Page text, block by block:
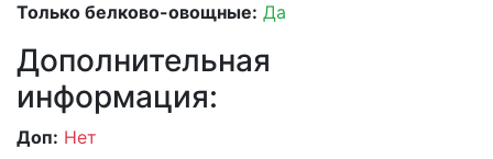
Только белково-овощные: Да
Дополнительная
информация:
Доп: Нет